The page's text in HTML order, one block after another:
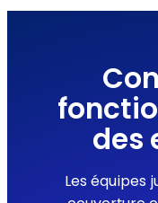
des
Les équipes